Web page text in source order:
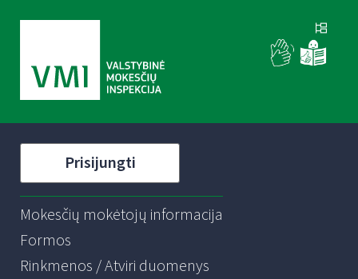
Prisijungti
Mokesčių mokėtojų informacija
Formos
Rinkmenos / Atviri duomenys